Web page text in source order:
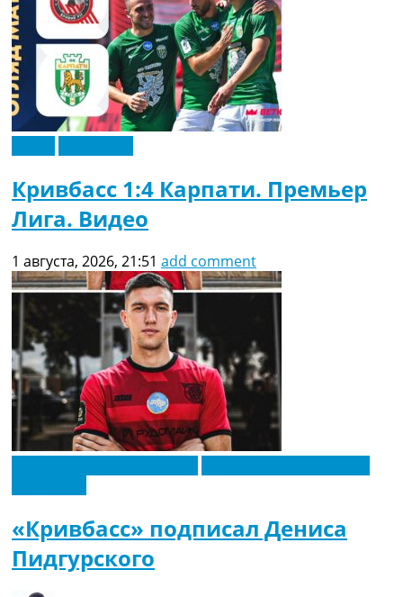
Кривбасс 1:4 Карпати. Премьер
Лига. Видео
1 августа, 2026, 21:51 add comment
«Кривбасс» подписал Дениса
Пидгурского